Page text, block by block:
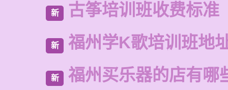
新 古筝培训班收费标准
新 福州学K歌培训班地
新 福州买乐器的店有哪